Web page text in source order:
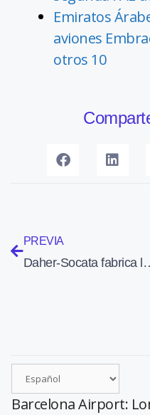
Emiratos
aviones
otros 10
PREVIA
Daher-Socata
Barcelona Airport: